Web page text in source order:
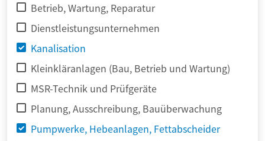
Betrieb, Wartung, Reparatur
Dienstleistungsunternehmen
Kanalisation
Kleinkläranlagen (Bau, Betrieb und Wartung)
MSR-Technik und Prüfgeräte
Planung, Ausschreibung, Bauüberwachung
Pumpwerke, Hebeanlagen, Fettabscheider